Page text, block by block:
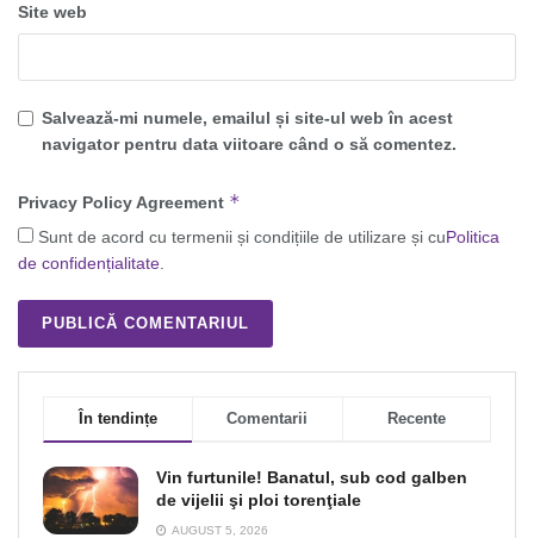
Site web
Salvează-mi numele, emailul și site-ul web în acest
navigator pentru data viitoare când o să comentez.
Privacy Policy Agreement *
Sunt de acord cu termenii și condițiile de utilizare și cuPolitica
de confidențialitate
În tendințe Comentarii Recente
Vin furtunile! Banatul, sub cod galben
de vijelii şi ploi torenţiale
AUGUST 5, 2026